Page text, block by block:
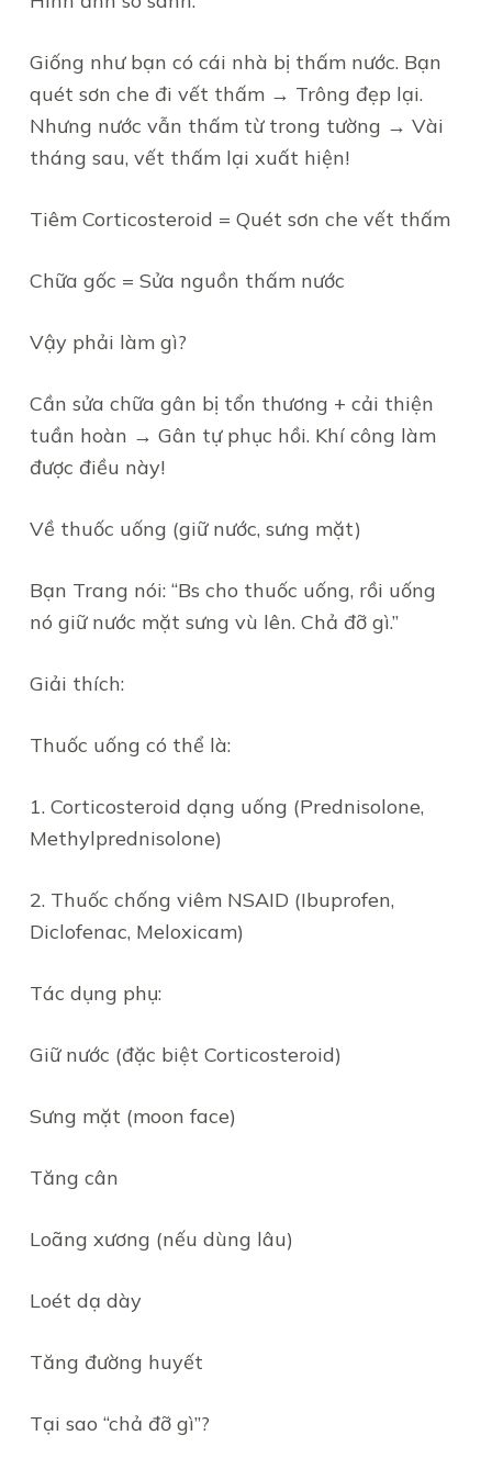
Giống như bạn có cái nhà bị thấm nước. Bạn
quét sơn che đi vết thấm → Trông đẹp lại.
Nhưng nước vẫn thấm từ trong tường → Vài
tháng sau, vết thấm lại xuất hiện!
Tiêm Corticosteroid = Quét sơn che vết thấm
Chữa gốc = Sửa nguồn thấm nước
Vậy phải làm gì?
Cần sửa chữa gân bị tổn thương + cải thiện
tuần hoàn → Gân tự phục hồi. Khí công làm
được điều này!
Về thuốc uống (giữ nước, sưng mặt)
Bạn Trang nói: “Bs cho thuốc uống, rồi uống
nó giữ nước mặt sưng vù lên. Chả đỡ gì.”
Giải thích:
Thuốc uống có thể là:
1. Corticosteroid dạng uống (Prednisolone,
Methylprednisolone)
2. Thuốc chống viêm NSAID (Ibuprofen,
Diclofenac, Meloxicam)
Tác dụng phụ:
Giữ nước (đặc biệt Corticosteroid)
Sưng mặt (moon face)
Tăng cân
Loãng xương (nếu dùng lâu)
Loét dạ dày
Tăng đường huyết
Tại sao “chả đỡ gì”?